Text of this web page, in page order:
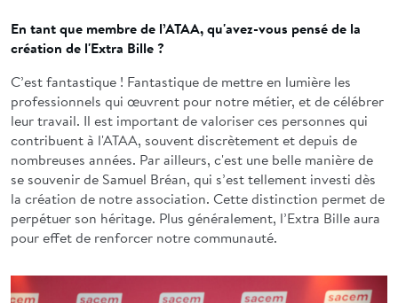
En tant que membre de l’ATAA, qu'avez-vous pensé de la
création de l'Extra Bille ?
C’est fantastique ! Fantastique de mettre en lumière les
professionnels qui œuvrent pour notre métier, et de célébrer
leur travail. Il est important de valoriser ces personnes qui
contribuent à l'ATAA, souvent discrètement et depuis de
nombreuses années. Par ailleurs, c'est une belle manière de
se souvenir de Samuel Bréan, qui s’est tellement investi dès
la création de notre association. Cette distinction permet de
perpétuer son héritage. Plus généralement, l’Extra Bille aura
pour effet de renforcer notre communauté.